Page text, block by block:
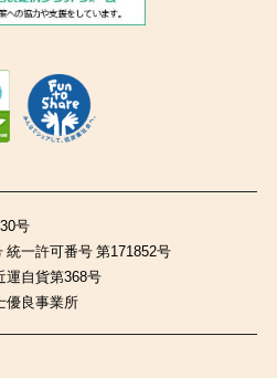
号
一許可番号 第171852号
運自貨第368号
優良事業所